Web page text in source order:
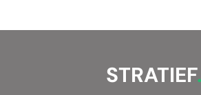
STRATIEF.